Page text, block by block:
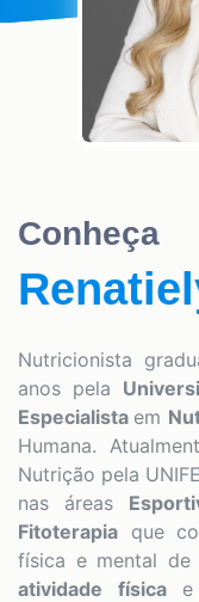
Conheça
Nutricionista
anos pela
Especialista em
Humana.
Nutrição pela
nas áreas
Fitoterapia que
física e mental de
atividade físicae